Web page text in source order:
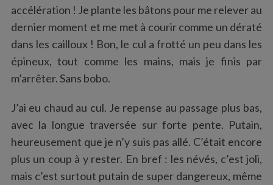
accélération ! Je plante les bâtons pour me relever au
dernier moment et me met à courir comme un dératé
dans les cailloux ! Bon, le cul a frotté un peu dans les
épineux, tout comme les mains, mais je finis par
m’arrêter. Sans bobo.
J’ai eu chaud au cul. Je repense au passage plus bas,
avec la longue traversée sur forte pente. Putain,
heureusement que je n’y suis pas allé. C’était encore
plus un coup à y rester. En bref : les névés, c’est joli,
mais c’est surtout putain de super dangereux, même